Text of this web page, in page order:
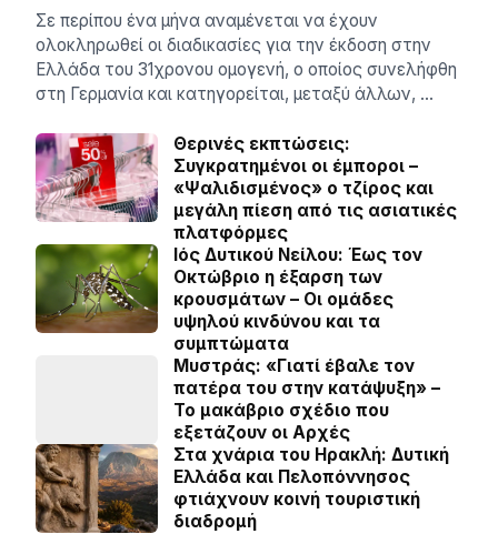
Σε περίπου ένα μήνα αναμένεται να έχουν
ολοκληρωθεί οι διαδικασίες για την έκδοση στην
Ελλάδα του 31χρονου ομογενή, ο οποίος συνελήφθη
στη Γερμανία και κατηγορείται, μεταξύ άλλων, …
Θερινές εκπτώσεις:
Συγκρατημένοι οι έμποροι –
«Ψαλιδισμένος» ο τζίρος και
μεγάλη πίεση από τις ασιατικές
πλατφόρμες
Ιός Δυτικού Νείλου: Έως τον
Οκτώβριο η έξαρση των
κρουσμάτων – Οι ομάδες
υψηλού κινδύνου και τα
συμπτώματα
Μυστράς: «Γιατί έβαλε τον
πατέρα του στην κατάψυξη» –
Το μακάβριο σχέδιο που
εξετάζουν οι Αρχές
Στα χνάρια του Ηρακλή: Δυτική
Ελλάδα και Πελοπόννησος
φτιάχνουν κοινή τουριστική
διαδρομή